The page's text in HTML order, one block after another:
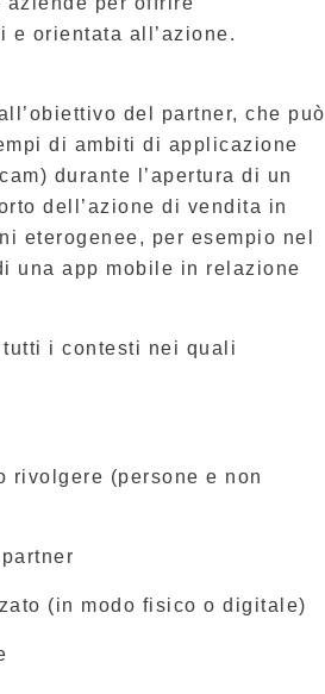
e orientata all’azione.
del partner, che può
di ambiti di applicazione
durante l’apertura di un
dell’azione di vendita in
eterogenee, per esempio nel
una app mobile in relazione
i contesti nei quali
(persone e non
(in modo fisico o digitale)